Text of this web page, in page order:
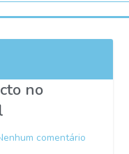
no
comentário